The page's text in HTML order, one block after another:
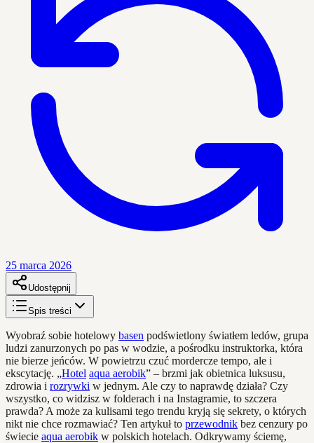
25 marca 2026
Udostępnij
Spis treści
Wyobraź sobie hotelowy basen podświetlony światłem ledów, grupa
ludzi zanurzonych po pas w wodzie, a pośrodku instruktorka, która
nie bierze jeńców. W powietrzu czuć mordercze tempo, ale i
ekscytację. „Hotel aqua aerobik” – brzmi jak obietnica luksusu,
zdrowia i rozrywki w jednym. Ale czy to naprawdę działa? Czy
wszystko, co widzisz w folderach i na Instagramie, to szczera
prawda? A może za kulisami tego trendu kryją się sekrety, o których
nikt nie chce rozmawiać? Ten artykuł to przewodnik bez cenzury po
świecie aqua aerobik w polskich hotelach. Odkrywamy ściemę,